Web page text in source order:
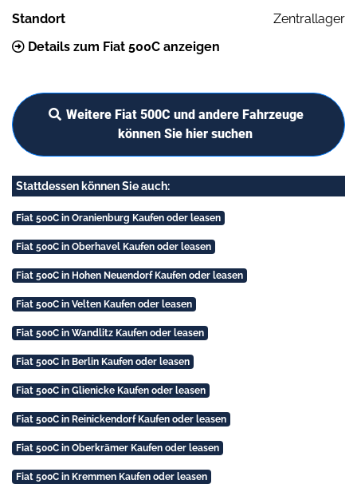
Standort
Zentrallager
Details zum Fiat 500C anzeigen
Weitere Fiat 500C und andere Fahrzeuge
können Sie hier suchen
Stattdessen können Sie auch:
Fiat 500C in Oranienburg Kaufen oder leasen
Fiat 500C in Oberhavel Kaufen oder leasen
Fiat 500C in Hohen Neuendorf Kaufen oder leasen
Fiat 500C in Velten Kaufen oder leasen
Fiat 500C in Wandlitz Kaufen oder leasen
Fiat 500C in Berlin Kaufen oder leasen
Fiat 500C in Glienicke Kaufen oder leasen
Fiat 500C in Reinickendorf Kaufen oder leasen
Fiat 500C in Oberkrämer Kaufen oder leasen
Fiat 500C in Kremmen Kaufen oder leasen